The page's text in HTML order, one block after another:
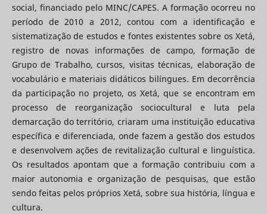
social, financiado pelo MINC/CAPES. A formação ocorreu no
período de 2010 a 2012, contou com a identificação e
sistematização de estudos e fontes existentes sobre os Xetá,
registro de novas informações de campo, formação de
Grupo de Trabalho, cursos, visitas técnicas, elaboração de
vocabulário e materiais didáticos bilíngues. Em decorrência
da participação no projeto, os Xetá, que se encontram em
processo de reorganização sociocultural e luta pela
demarcação do território, criaram uma instituição educativa
específica e diferenciada, onde fazem a gestão dos estudos
e desenvolvem ações de revitalização cultural e linguística.
Os resultados apontam que a formação contribuiu com a
maior autonomia e organização de pesquisas, que estão
sendo feitas pelos próprios Xetá, sobre sua história, língua e
cultura.